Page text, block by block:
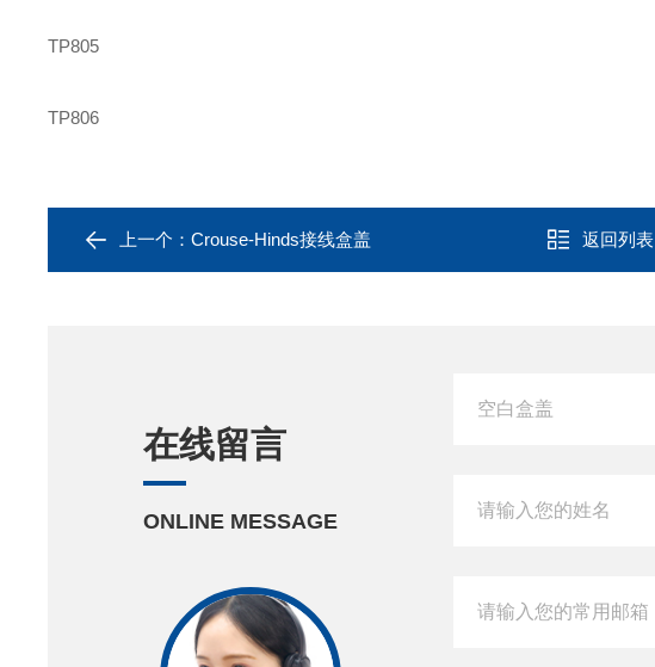
TP805
TP806
上一个： Crouse-Hinds接线盒盖 返回列表
在线留言
ONLINE MESSAGE